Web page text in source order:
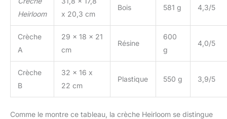
Heirloom
x 20,3 cm
Bois 581 g 4,3/5
Crèche
A
29 x 18 x 21
cm
Résine
600
g
4,0/5
Crèche
B
32 x 16 x
22 cm
Plastique 550 g 3,9/5
Comme le montre ce tableau, la crèche Heirloom se distingue